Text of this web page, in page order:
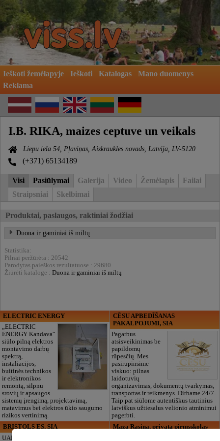
Ieškoti žemėlapyje Ieškoti Katalogas
Mano duomenys
Reklama
I.B. RIKA, maizes ceptuve un veikals
Liepu iela 54, Pļaviņas, Aizkraukles novads, Latvija, LV-5120
(+371) 65134189
Visi Pasiūlymai Galerija Video Žemėlapis
Failai
Straipsniai
Skelbimai
Produktai, paslaugos, raktiniai žodžiai
Duona ir gaminiai iš miltų
Statistika:
Pilnai peržūrėta : 20542
Parodytas paieškos rezultatuose : 29680
Žiūrėti kataloge : Duona ir gaminiai iš miltų
ELECTRIC ENERGY
„ELECTRIC
ENERGY Kandava“
siūlo pilną elektros
montavimo darbų
spektrą,
instaliacijos,
buitinės technikos
ir elektronikos
remontą, silpnų
srovių ir apsaugos
sistemų įrengimą, projektavimą,
matavimus bei elektros ūkio saugumo
rizikos vertinimą.
CĒSU APBEDĪŠANAS
PAKALPOJUMI, SIA
Pagarbus
atsisveikinimas be
papildomų
rūpesčių. Mes
pasirūpinsime
viskuo: pilnas
laidotuvių
organizavimas, dokumentų tvarkymas,
transportas ir reikmenys. Dirbame 24/7.
Taip pat siūlome autentiškus tautinius
latviškus užtiesalus velionio atminimui
pagerbti.
BRISTOLS ES, SIA
UAB „Bristols ES“
Maza Rasiņa, privātā pirmsskolas